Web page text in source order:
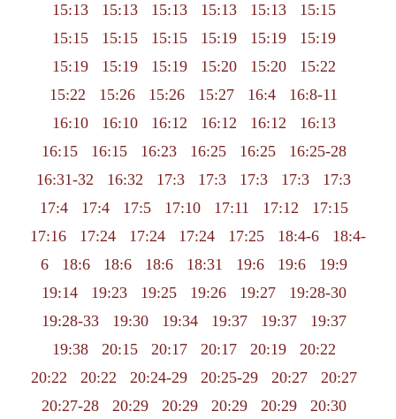
15:13
15:13 15:13 15:13 15:13
15:15
15:15
15:15 15:15 15:19 15:19
15:19
15:19
15:19 15:19 15:20 15:20
15:22
15:22
15:26 15:26 15:27 16:4
16:8-11
16:10
16:10 16:12 16:12 16:12
16:13
16:15
16:15 16:23 16:25 16:25
16:25-28
16:31-32
16:32 17:3 17:3 17:3 17:3
17:3
17:4
17:4 17:5 17:10 17:11 17:12
17:15
17:16
17:24 17:24 17:24 17:25 18:4-6
18:4-
6
18:6 18:6 18:6 18:31 19:6 19:6
19:9
19:14
19:23 19:25 19:26 19:27
19:28-30
19:28-33
19:30 19:34 19:37 19:37
19:37
19:38
20:15 20:17 20:17 20:19
20:22
20:22
20:22 20:24-29 20:25-29 20:27
20:27
20:27-28
20:29 20:29 20:29 20:29
20:30